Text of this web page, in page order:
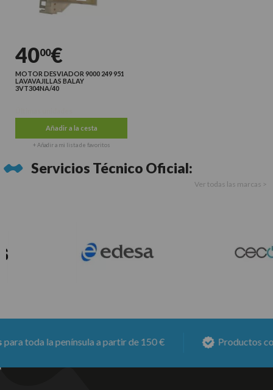
4000€
MOTOR DESVIADOR 9000 249 951
LAVAVAJILLAS BALAY
3VT304NA/40
Añadir a la cesta
+ Añadir a mi lista de favoritos
Servicios Técnico Oficial:
Ver todas las marcas >
toda la península a partir de 150 € Productos con